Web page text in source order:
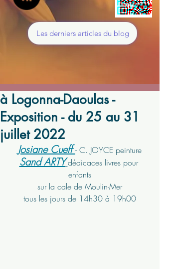
Les derniers articles du blog
à Logonna-Daoulas -
Exposition - du 25 au 31
juillet 2022
Josiane Cueff - C. JOYCE peinture
Sand ARTY dédicaces livres pour
enfants
sur la cale de Moulin-Mer
tous les jours de 14h30 à 19h00